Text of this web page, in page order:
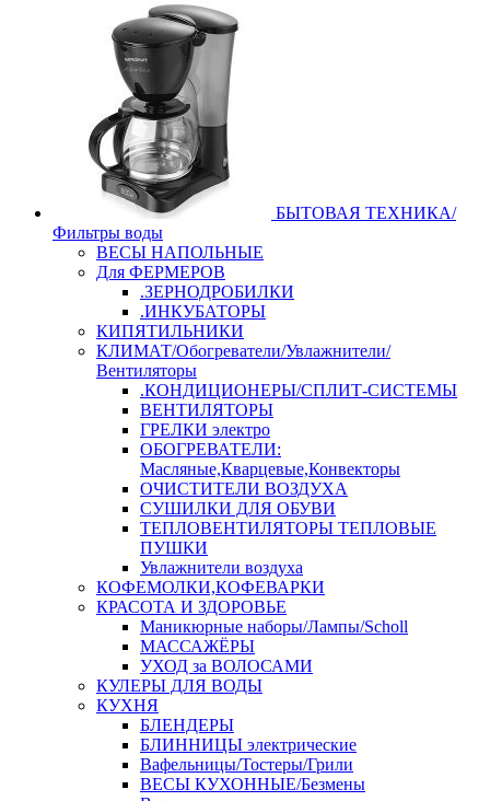
БЫТОВАЯ ТЕХНИКА/
Фильтры воды
ВЕСЫ НАПОЛЬНЫЕ
Для ФЕРМЕРОВ
.ЗЕРНОДРОБИЛКИ
.ИНКУБАТОРЫ
КИПЯТИЛЬНИКИ
КЛИМАТ/Обогреватели/Увлажнители/
Вентиляторы
.КОНДИЦИОНЕРЫ/СПЛИТ-СИСТЕМЫ
ВЕНТИЛЯТОРЫ
ГРЕЛКИ электро
ОБОГРЕВАТЕЛИ:
Масляные,Кварцевые,Конвекторы
ОЧИСТИТЕЛИ ВОЗДУХА
СУШИЛКИ ДЛЯ ОБУВИ
ТЕПЛОВЕНТИЛЯТОРЫ ТЕПЛОВЫЕ
ПУШКИ
Увлажнители воздуха
КОФЕМОЛКИ,КОФЕВАРКИ
КРАСОТА И ЗДОРОВЬЕ
Маникюрные наборы/Лампы/Scholl
МАССАЖЁРЫ
УХОД за ВОЛОСАМИ
КУЛЕРЫ ДЛЯ ВОДЫ
КУХНЯ
БЛЕНДЕРЫ
БЛИННИЦЫ электрические
Вафельницы/Тостеры/Грили
ВЕСЫ КУХОННЫЕ/Безмены